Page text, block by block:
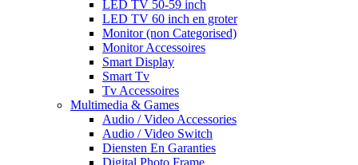
LED TV 50-59 inch
LED TV 60 inch en groter
Monitor (non Categorised)
Monitor Accessoires
Smart Display
Smart Tv
Tv Accessoires
Multimedia & Games
Audio / Video Accessories
Audio / Video Switch
Diensten En Garanties
Digital Photo Frame